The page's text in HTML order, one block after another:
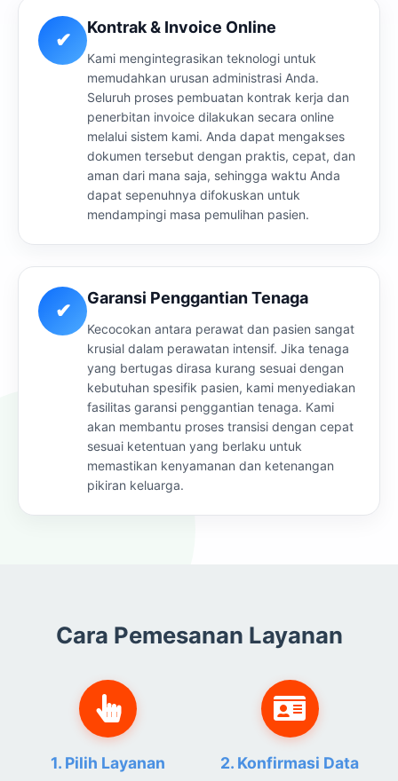
✔
Kontrak & Invoice Online
Kami mengintegrasikan teknologi untuk
memudahkan urusan administrasi Anda.
Seluruh proses pembuatan kontrak kerja dan
penerbitan invoice dilakukan secara online
melalui sistem kami. Anda dapat mengakses
dokumen tersebut dengan praktis, cepat, dan
aman dari mana saja, sehingga waktu Anda
dapat sepenuhnya difokuskan untuk
mendampingi masa pemulihan pasien.
✔
Garansi Penggantian Tenaga
Kecocokan antara perawat dan pasien sangat
krusial dalam perawatan intensif. Jika tenaga
yang bertugas dirasa kurang sesuai dengan
kebutuhan spesifik pasien, kami menyediakan
fasilitas garansi penggantian tenaga. Kami
akan membantu proses transisi dengan cepat
sesuai ketentuan yang berlaku untuk
memastikan kenyamanan dan ketenangan
pikiran keluarga.
Cara Pemesanan Layanan
1. Pilih Layanan 2. Konfirmasi Data